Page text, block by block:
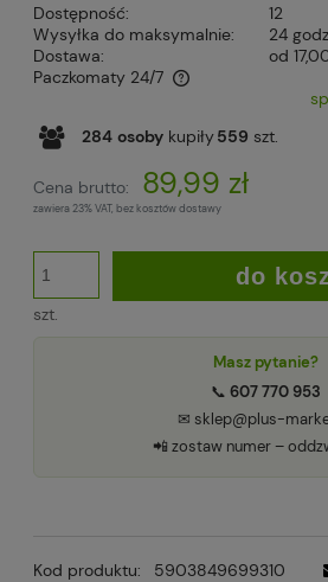
Dostępność:
12
Wysyłka do maksymalnie:
24
Dostawa:
od
Paczkomaty 24/7
Cena nie zawiera ewentualnych
284 osoby kupiły559 szt.
Cena brutto: 89,99 zł
zawiera 23% VAT, bez kosztów dostawy
szt.
do
Masz pytanie?
📞 607 770 953
✉ sklep@plus-
📲 zostaw numer –
Kod produktu: 5903849699310